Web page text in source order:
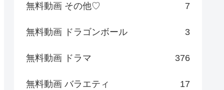
無料動画 その他♡ 7
無料動画 ドラゴンボール 3
無料動画 ドラマ 376
無料動画 バラエティ 17